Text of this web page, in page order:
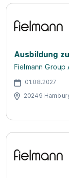
Ausbildung
Fielmann Group
01.08.2027
20249